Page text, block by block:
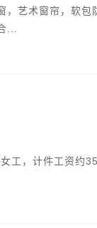
，艺术窗帘，软
...
工，计件工资约